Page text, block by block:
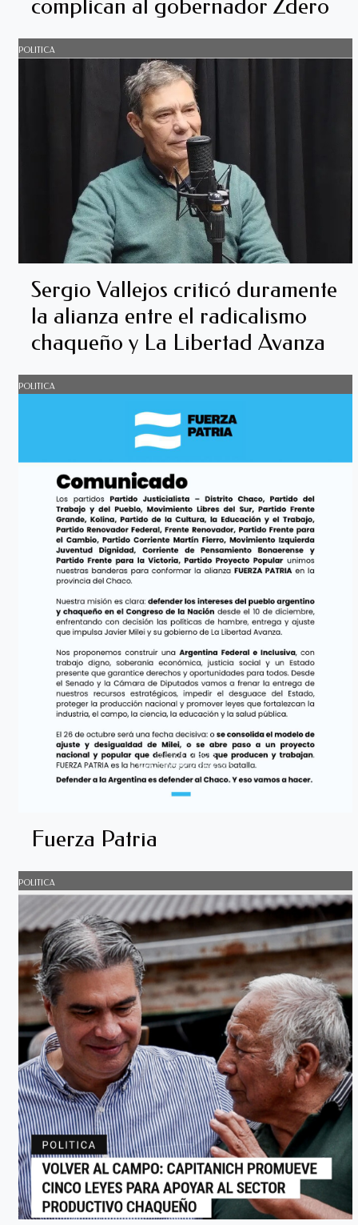
complican al gobernador Zdero
POLITICA
Sergio Vallejos criticó duramente
la alianza entre el radicalismo
chaqueño y La Libertad Avanza
POLITICA
Fuerza Patria
POLITICA